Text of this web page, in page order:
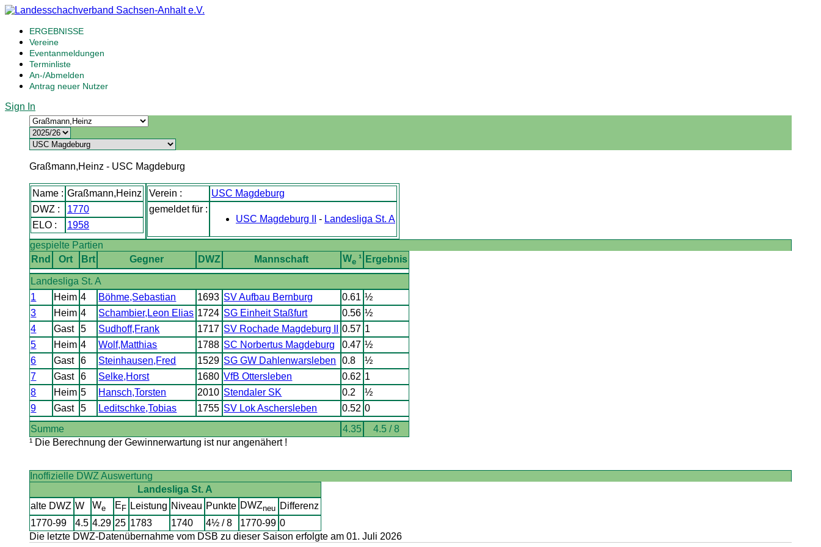
ERGEBNISSE
Vereine
Eventanmeldungen
Terminliste
An-/Abmelden
Antrag neuer Nutzer
Sign In
Graßmann,Heinz - USC Magdeburg
Name : Graßmann,Heinz
DWZ :
1770
ELO :
1958
Verein :
USC Magdeburg
gemeldet für :
USC Magdeburg II
- Landesliga St. A
gespielte Partien
Rnd
Ort Brt Gegner DWZ Mannschaft We¹ Ergebnis
Landesliga St. A
1
Heim 4 Böhme,Sebastian 1693 SV Aufbau Bernburg 0.61 ½
3
Heim 4 Schambier,Leon Elias 1724 SG Einheit Staßfurt 0.56 ½
4
Gast 5 Sudhoff,Frank 1717 SV Rochade Magdeburg II 0.57 1
5
Heim 4 Wolf,Matthias 1788 SC Norbertus Magdeburg 0.47 ½
6
Gast 6 Steinhausen,Fred 1529 SG GW Dahlenwarsleben 0.8
½
7
Gast 6 Selke,Horst 1680 VfB Ottersleben 0.62 1
8
Heim 5 Hansch,Torsten 2010 Stendaler SK 0.2
½
9
Gast 5 Leditschke,Tobias 1755 SV Lok Aschersleben 0.52 0
Summe
4.35
4.5 / 8
¹ Die Berechnung der Gewinnerwartung ist nur angenähert !
Inoffizielle DWZ Auswertung
Landesliga St. A
alte DWZ W We E F Leistung Niveau Punkte DWZneu Differenz
1770-99
4.5 4.29 25 1783 1740 4½ / 8 1770-99 0
Die letzte DWZ-Datenübernahme vom DSB zu dieser Saison erfolgte am 01. Juli 2026